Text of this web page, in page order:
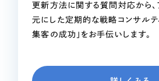
更新方法に関する質問対応から、
元にした定期的な戦略コンサルテ
集客の成功」をお手伝いします。